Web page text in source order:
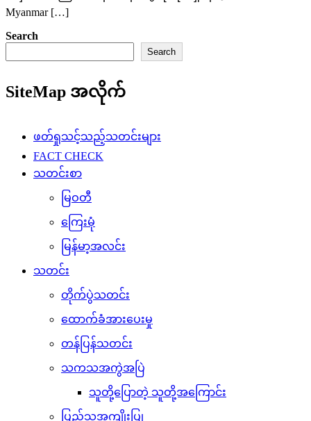
Myanmar […]
Search
Search
SiteMap အလိုက်
ဖတ်ရှုသင့်သည့်သတင်းများ
FACT CHECK
သတင်းစာ
မြဝတီ
ကြေးမုံ
မြန်မာ့အလင်း
သတင်း
တိုက်ပွဲသတင်း
ထောက်ခံအားပေးမှု
တန်ပြန်သတင်း
သကသအကွဲအပြဲ
သူတို့ပြောတဲ့ သူတို့အကြောင်း
ပြည်သူ့အကျိုးပြု